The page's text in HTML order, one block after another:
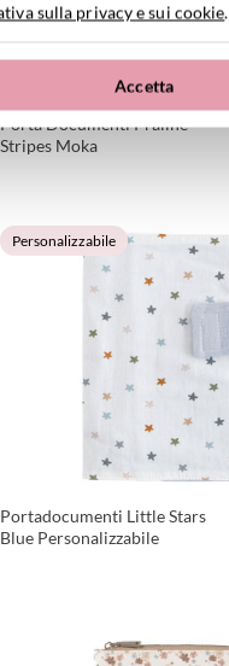
Porta Documenti Praliné
Stripes Moka
Personalizzabile
Portadocumenti Little Stars
Blue Personalizzabile
sulla privacy e sui cookie.
Accetta